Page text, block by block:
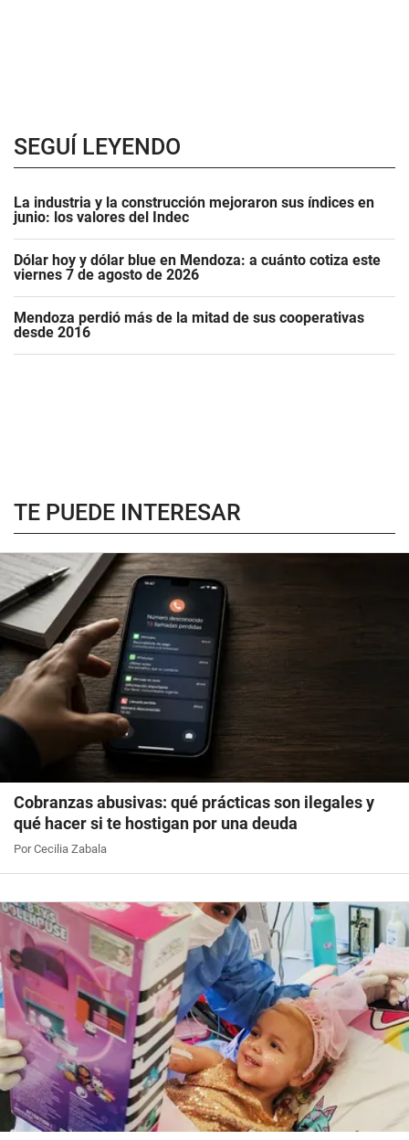
SEGUÍ LEYENDO
La industria y la construcción mejoraron sus índices en
junio: los valores del Indec
Dólar hoy y dólar blue en Mendoza: a cuánto cotiza este
viernes 7 de agosto de 2026
Mendoza perdió más de la mitad de sus cooperativas
desde 2016
TE PUEDE INTERESAR
Cobranzas abusivas: qué prácticas son ilegales y
qué hacer si te hostigan por una deuda
Por Cecilia Zabala